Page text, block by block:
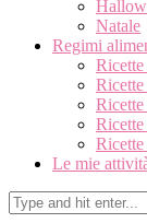
Natale
Regimi
Ricette
Ricette
Ricette
Le mie